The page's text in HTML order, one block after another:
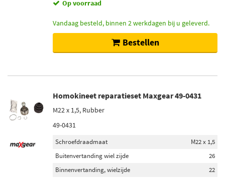
Op voorraad
Vandaag besteld, binnen 2 werkdagen bij u geleverd.
Bestellen
Homokineet reparatieset Maxgear 49-0431
M22 x 1,5, Rubber
49-0431
Schroefdraadmaat
M22 x 1,5
Buitenvertanding wiel zijde
26
Binnenvertanding, wielzijde
22